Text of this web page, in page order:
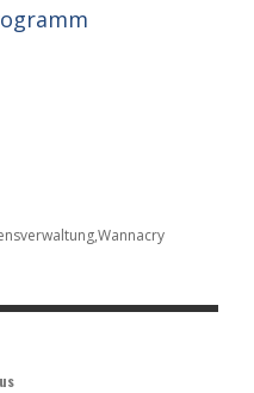
Wannacry